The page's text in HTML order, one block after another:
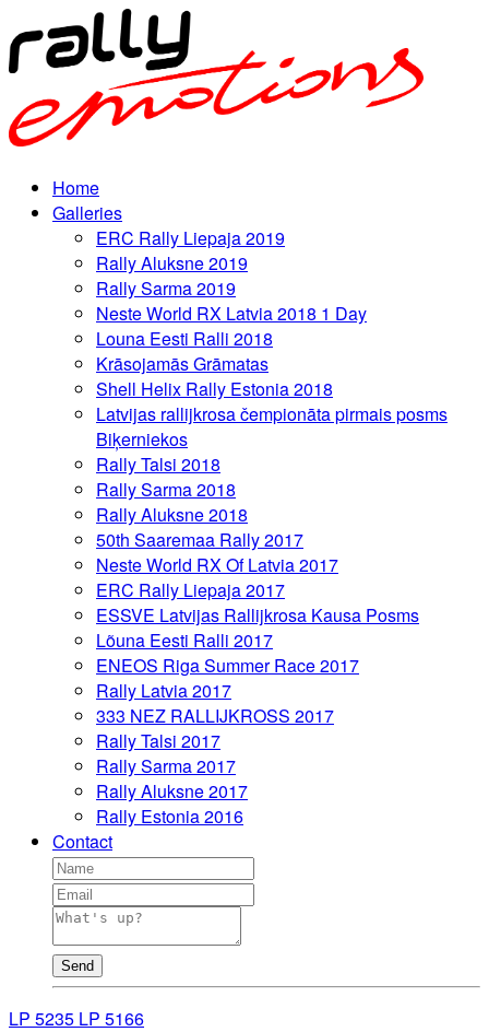
Home
Galleries
ERC Rally Liepaja 2019
Rally Aluksne 2019
Rally Sarma 2019
Neste World RX Latvia 2018 1 Day
Louna Eesti Ralli 2018
Krāsojamās Grāmatas
Shell Helix Rally Estonia 2018
Latvijas rallijkrosa čempionāta pirmais posms
Biķerniekos
Rally Talsi 2018
Rally Sarma 2018
Rally Aluksne 2018
50th Saaremaa Rally 2017
Neste World RX Of Latvia 2017
ERC Rally Liepaja 2017
ESSVE Latvijas Rallijkrosa Kausa Posms
Lõuna Eesti Ralli 2017
ENEOS Riga Summer Race 2017
Rally Latvia 2017
333 NEZ RALLIJKROSS 2017
Rally Talsi 2017
Rally Sarma 2017
Rally Aluksne 2017
Rally Estonia 2016
Contact
Send
LP 5235 LP 5166